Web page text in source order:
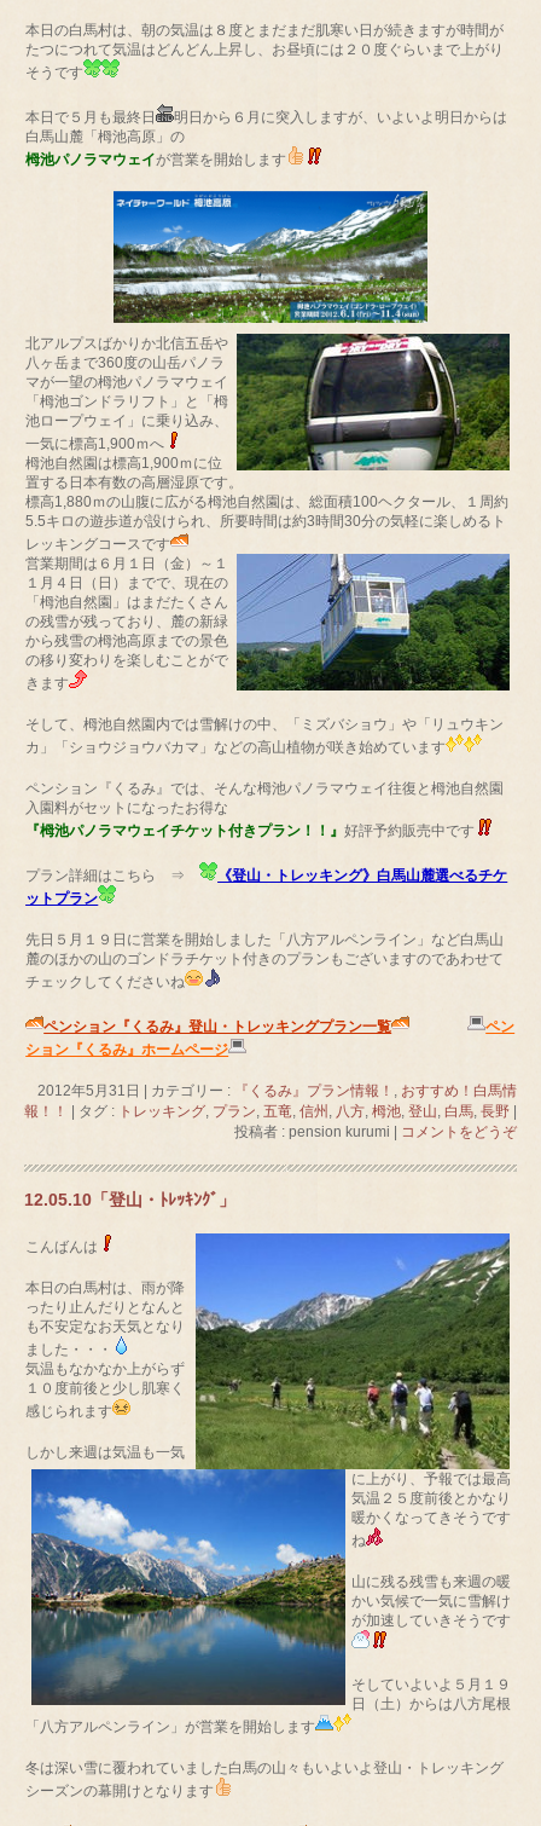
本日の白馬村は、朝の気温は８度とまだまだ肌寒い日が続きますが時間が
たつにつれて気温はどんどん上昇し、お昼頃には２０度ぐらいまで上がり
そうです
本日で５月も最終日
明日から６月に突入しますが、いよいよ明日からは
白馬山麓「栂池高原」の
栂池パノラマウェイが営業を開始します
北アルプスばかりか北信五岳や
八ヶ岳まで360度の山岳パノラ
マが一望の栂池パノラマウェイ
「栂池ゴンドラリフト」と「栂
池ロープウェイ」に乗り込み、
一気に標高1,900ｍへ
栂池自然園は標高1,900ｍに位
置する日本有数の高層湿原です。
標高1,880ｍの山腹に広がる栂池自然園は、総面積100ヘクタール、１周約
5.5キロの遊歩道が設けられ、所要時間は約3時間30分の気軽に楽しめるト
レッキングコースです
営業期間は６月１日（金）～１
１月４日（日）までで、現在の
「栂池自然園」はまだたくさん
の残雪が残っており、麓の新緑
から残雪の栂池高原までの景色
の移り変わりを楽しむことがで
きます
そして、栂池自然園内では雪解けの中、「ミズバショウ」や「リュウキン
カ」「ショウジョウバカマ」などの高山植物が咲き始めています
ペンション『くるみ』では、そんな栂池パノラマウェイ往復と栂池自然園
入園料がセットになったお得な
『栂池パノラマウェイチケット付きプラン！！』好評予約販売中です
プラン詳細はこちら ⇒
《登山・トレッキング》白馬山麓選べるチケ
ットプラン
先日５月１９日に営業を開始しました「八方アルペンライン」など白馬山
麓のほかの山のゴンドラチケット付きのプランもございますのであわせて
チェックしてくださいね
ペンション『くるみ』登山・トレッキングプラン一覧
ペン
ション『くるみ』ホームページ
2012年5月31日 カテゴリー : 『くるみ』プラン情報！ , おすすめ！白馬情
報！！
タグ : トレッキング, プラン, 五竜, 信州 , 八方, 栂池, 登山, 白馬, 長野
投稿者 : pension kurumi
コメントをどうぞ
12.05.10「登山・ﾄﾚｯｷﾝｸﾞ」
こんばんは
本日の白馬村は、雨が降
ったり止んだりとなんと
も不安定なお天気となり
ました・・・
気温もなかなか上がらず
１０度前後と少し肌寒く
感じられます
しかし来週は気温も一気
に上がり、予報では最高
気温２５度前後とかなり
暖かくなってきそうです
ね
山に残る残雪も来週の暖
かい気候で一気に雪解け
が加速していきそうです
そしていよいよ５月１９
日（土）からは八方尾根
「八方アルペンライン」が営業を開始します
冬は深い雪に覆われていました白馬の山々もいよいよ登山・トレッキング
シーズンの幕開けとなります